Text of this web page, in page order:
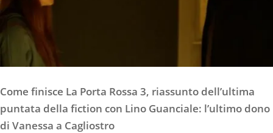
Come finisce La Porta Rossa 3, riassunto dell’ultima
puntata della fiction con Lino Guanciale: l’ultimo dono
di Vanessa a Cagliostro